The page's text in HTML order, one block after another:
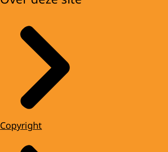
Copyright